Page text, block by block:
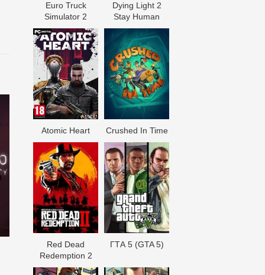
Euro Truck
Simulator 2
Dying Light 2
Stay Human
Atomic Heart Crushed In Time
Red Dead
Redеmption 2
ГТА 5 (GTA 5)